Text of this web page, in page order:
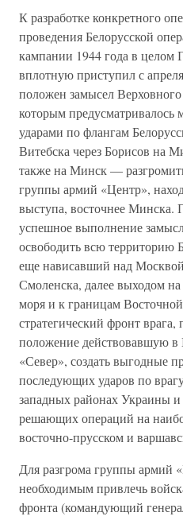
К разработке конкретного
проведения Белорусской
кампании 1944 года в целом
вплотную приступил с
положен замысел
которым
ударами по флангам
Витебска через Борисов на
также на Минск —
группы армий «Центр»,
выступа, восточнее Минска.
успешное выполнение
освободить всю территорию
еще нависавший над
Смоленска, далее выходом
моря и к границам
стратегический фронт врага,
положение действовавшую
«Север», создать выгодные
последующих ударов по
западных районах Украины и
решающих операций на
восточно-прусском и
Для разгрома группы армий
необходимым привлечь
фронта (командующий